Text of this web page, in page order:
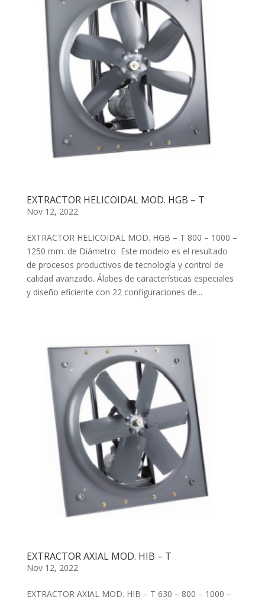
EXTRACTOR HELICOIDAL MOD. HGB – T
Nov 12, 2022
EXTRACTOR HELICOIDAL MOD. HGB – T 800 – 1000 –
1250 mm. de Diámetro Este modelo es el resultado
de procesos productivos de tecnología y control de
calidad avanzado. Álabes de características especiales
y diseño eficiente con 22 configuraciones de...
EXTRACTOR AXIAL MOD. HIB – T
Nov 12, 2022
EXTRACTOR AXIAL MOD. HIB – T 630 – 800 – 1000 –